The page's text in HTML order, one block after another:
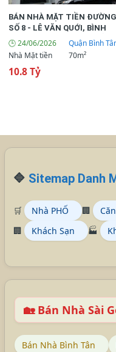
🧭 Hướng cửa chính
📌 Giá bán 1,8 Tỷ
BÁN NHÀ MẶT TIỀN ĐƯỜNG
SỐ 8 - LÊ VĂN QUỚI, BÌNH
TÂN | 4 TẦNG | 70M² | CHỈ
TỶ
🕒 24/06/2026
Quận Bình
Nhà Mặt tiền
70m²
10.8 Tỷ
🔷 Sitemap Danh
🛒 Nhà PHỐ 🏢
🏢
Khách Sạn 🏭
🏡 Bán Nhà Sài
Bán Nhà Bình Tân